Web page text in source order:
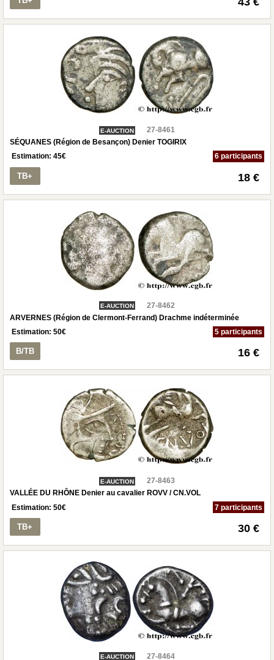
E-AUCTION
27-8461
SÉQUANES (Région de Besançon) Denier TOGIRIX
Estimation: 45€ 6 participants
TB+ 18 €
E-AUCTION
27-8462
ARVERNES (Région de Clermont-Ferrand) Drachme indéterminée
Estimation: 50€ 5 participants
B/TB 16 €
E-AUCTION
27-8463
VALLÉE DU RHÔNE Denier au cavalier ROVV / CN.VOL
Estimation: 50€ 7 participants
TB+ 30 €
E-AUCTION 27-8464